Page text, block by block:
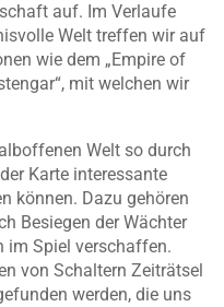
auf. Im Verlaufe
Welt treffen wir auf
wie dem „Empire of
mit welchen wir
Welt so durch
Karte interessante
können. Dazu gehören
Besiegen der Wächter
im Spiel verschaffen.
von Schaltern Zeiträtsel
werden, die uns